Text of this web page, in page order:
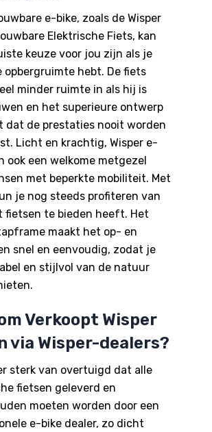
e-bike, zoals de Wisper
Elektrische Fiets, kan
keuze voor jou zijn als je
opbergruimte hebt. De fiets
minder ruimte in als hij is
en het superieure ontwerp
dat de prestaties nooit worden
Licht en krachtig, Wisper e-
ook een welkome metgezel
met beperkte mobiliteit. Met
je nog steeds profiteren van
fietsen te bieden heeft. Het
maakt het op- en
snel en eenvoudig, zodat je
en stijlvol van de natuur
Verkoopt Wisper
via Wisper-dealers?
sterk van overtuigd dat alle
fietsen geleverd en
moeten worden door een
e-bike dealer, zo dicht